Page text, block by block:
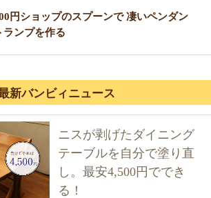
円ショップのスプーンで 凄いペンダン
ランプを作る
新バンビィニュース
ニスが剥げたダイニング
テーブルを自分で塗り直
し。最安4,500円ででき
る！